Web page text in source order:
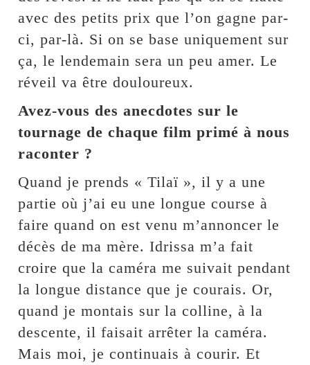
avec des petits prix que l’on gagne par-
ci, par-là. Si on se base uniquement sur
ça, le lendemain sera un peu amer. Le
réveil va être douloureux.
Avez-vous des anecdotes sur le
tournage de chaque film primé à nous
raconter ?
Quand je prends « Tilaï », il y a une
partie où j’ai eu une longue course à
faire quand on est venu m’annoncer le
décès de ma mère. Idrissa m’a fait
croire que la caméra me suivait pendant
la longue distance que je courais. Or,
quand je montais sur la colline, à la
descente, il faisait arrêter la caméra.
Mais moi, je continuais à courir. Et